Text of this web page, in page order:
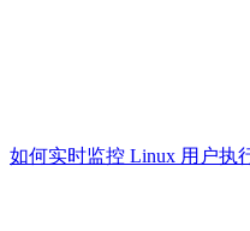
如何实时监控 Linux 用户执